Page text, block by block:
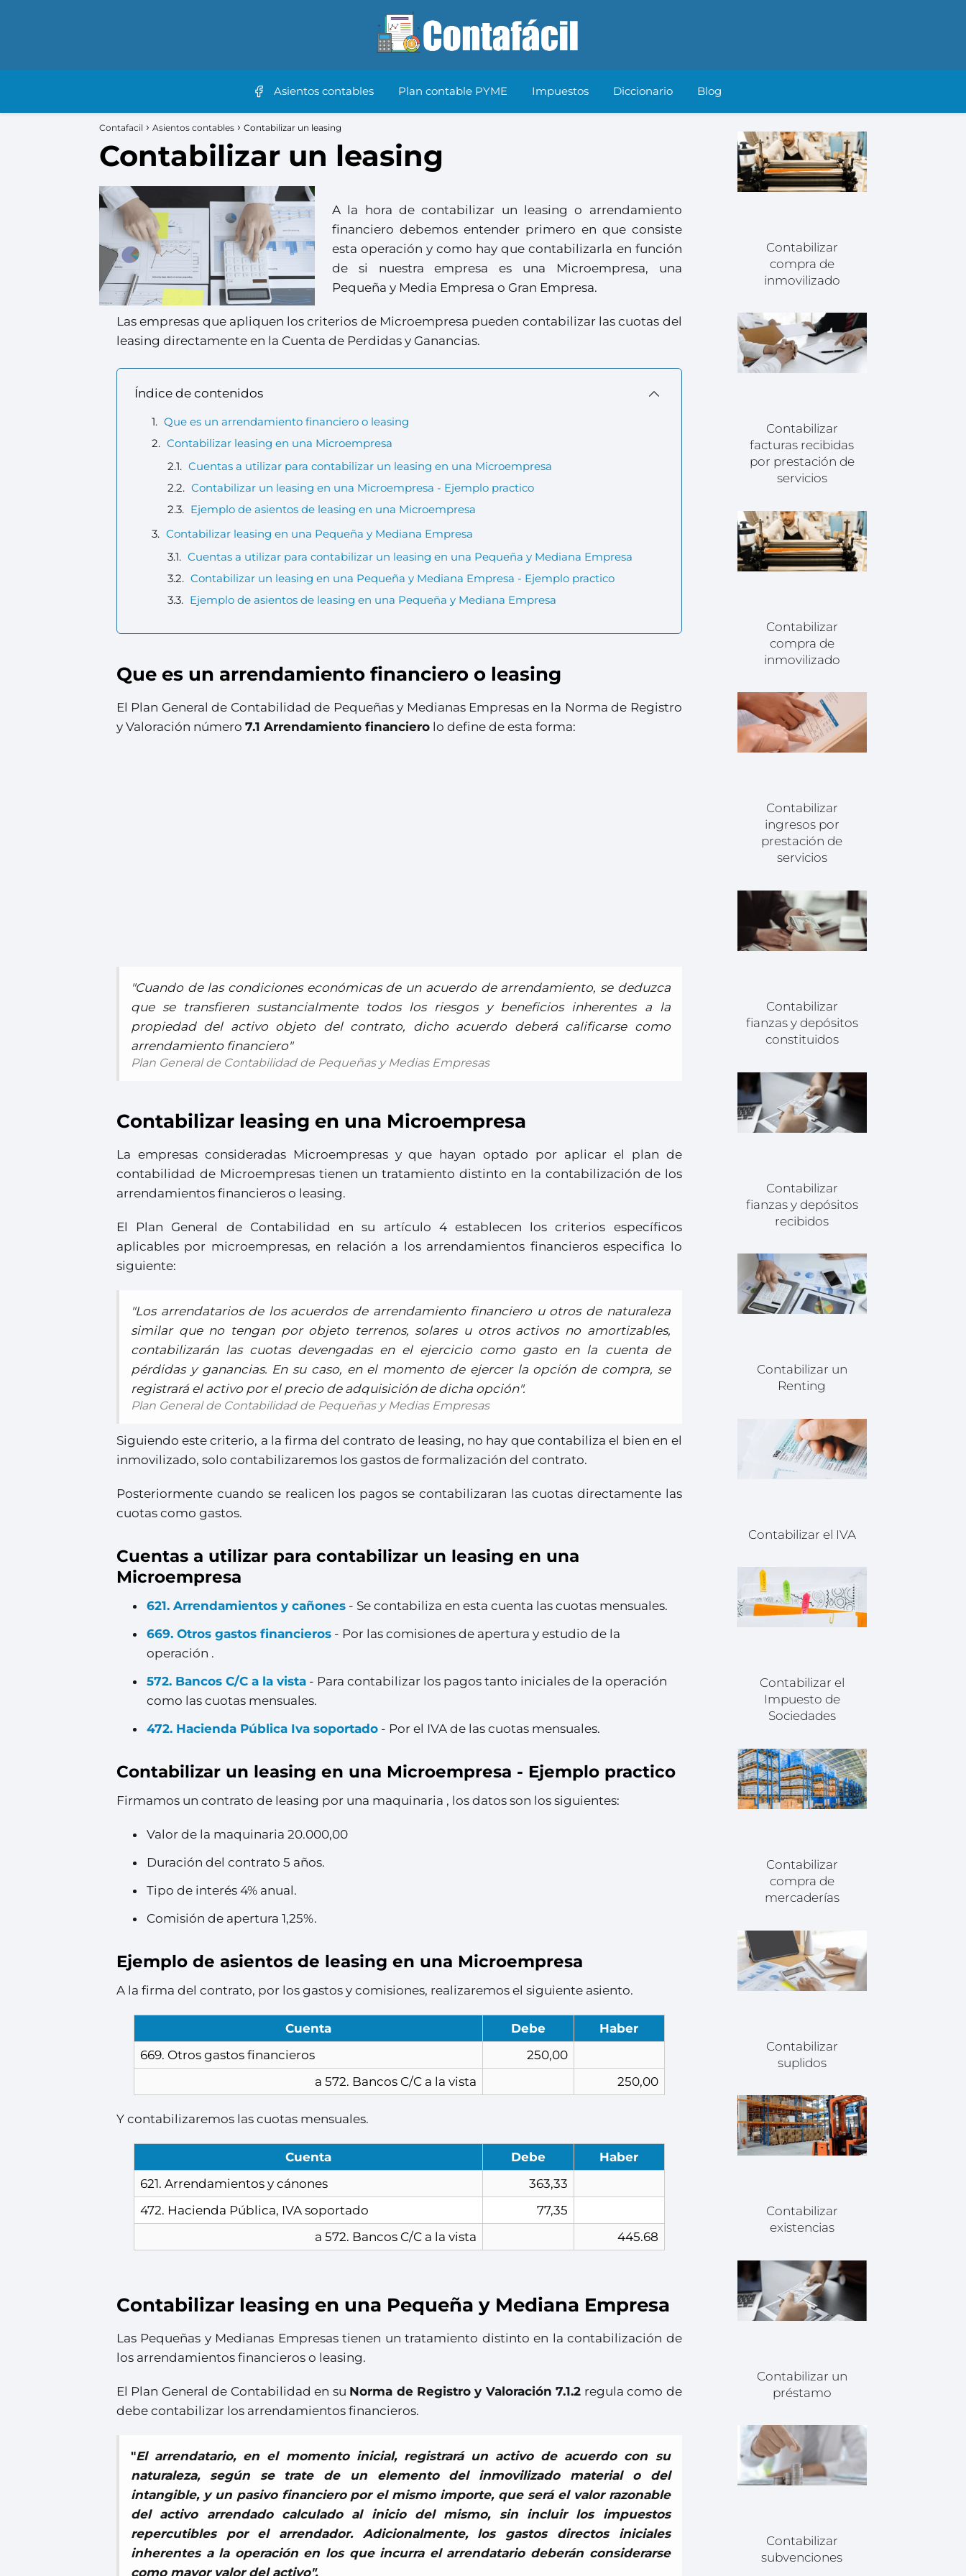
Asientos contables Plan contable PYME Impuestos Diccionario Blog
Contafacil Asientos contables Contabilizar un leasing
Contabilizar un leasing
A la hora de contabilizar un leasing o arrendamiento
financiero debemos entender primero en que consiste
esta operación y como hay que contabilizarla en función
de si nuestra empresa es una Microempresa, una
Pequeña y Media Empresa o Gran Empresa.
Las empresas que apliquen los criterios de Microempresa pueden contabilizar las cuotas del
leasing directamente en la Cuenta de Perdidas y Ganancias.
Índice de contenidos
Que es un arrendamiento financiero o leasing
Contabilizar leasing en una Microempresa
Cuentas a utilizar para contabilizar un leasing en una Microempresa
Contabilizar un leasing en una Microempresa - Ejemplo practico
Ejemplo de asientos de leasing en una Microempresa
Contabilizar leasing en una Pequeña y Mediana Empresa
Cuentas a utilizar para contabilizar un leasing en una Pequeña y Mediana Empresa
Contabilizar un leasing en una Pequeña y Mediana Empresa - Ejemplo practico
Ejemplo de asientos de leasing en una Pequeña y Mediana Empresa
Que es un arrendamiento financiero o leasing
El Plan General de Contabilidad de Pequeñas y Medianas Empresas en la Norma de Registro
y Valoración número 7.1 Arrendamiento financiero lo define de esta forma:
"Cuando de las condiciones económicas de un acuerdo de arrendamiento, se deduzca
que se transfieren sustancialmente todos los riesgos y beneficios inherentes a la
propiedad del activo objeto del contrato, dicho acuerdo deberá calificarse como
arrendamiento financiero"
Plan General de Contabilidad de Pequeñas y Medias Empresas
Contabilizar leasing en una Microempresa
La empresas consideradas Microempresas y que hayan optado por aplicar el plan de
contabilidad de Microempresas tienen un tratamiento distinto en la contabilización de los
arrendamientos financieros o leasing.
El Plan General de Contabilidad en su artículo 4 establecen los criterios específicos
aplicables por microempresas, en relación a los arrendamientos financieros especifica lo
siguiente:
"Los arrendatarios de los acuerdos de arrendamiento financiero u otros de naturaleza
similar que no tengan por objeto terrenos, solares u otros activos no amortizables,
contabilizarán las cuotas devengadas en el ejercicio como gasto en la cuenta de
pérdidas y ganancias. En su caso, en el momento de ejercer la opción de compra, se
registrará el activo por el precio de adquisición de dicha opción".
Plan General de Contabilidad de Pequeñas y Medias Empresas
Siguiendo este criterio, a la firma del contrato de leasing, no hay que contabiliza el bien en el
inmovilizado, solo contabilizaremos los gastos de formalización del contrato.
Posteriormente cuando se realicen los pagos se contabilizaran las cuotas directamente las
cuotas como gastos.
Cuentas a utilizar para contabilizar un leasing en una
Microempresa
621. Arrendamientos y cañones - Se contabiliza en esta cuenta las cuotas mensuales.
669. Otros gastos financieros - Por las comisiones de apertura y estudio de la
operación .
572. Bancos C/C a la vista - Para contabilizar los pagos tanto iniciales de la operación
como las cuotas mensuales.
472. Hacienda Pública Iva soportado - Por el IVA de las cuotas mensuales.
Contabilizar un leasing en una Microempresa - Ejemplo practico
Firmamos un contrato de leasing por una maquinaria , los datos son los siguientes:
Valor de la maquinaria 20.000,00
Duración del contrato 5 años.
Tipo de interés 4% anual.
Comisión de apertura 1,25%.
Ejemplo de asientos de leasing en una Microempresa
A la firma del contrato, por los gastos y comisiones, realizaremos el siguiente asiento.
Cuenta Debe
Haber
669. Otros gastos financieros
250,00
a 572. Bancos C/C a la vista
250,00
Y contabilizaremos las cuotas mensuales.
Cuenta Debe
Haber
621. Arrendamientos y cánones
363,33
472. Hacienda Pública, IVA soportado
77,35
a 572. Bancos C/C a la vista
445.68
Contabilizar leasing en una Pequeña y Mediana Empresa
Las Pequeñas y Medianas Empresas tienen un tratamiento distinto en la contabilización de
los arrendamientos financieros o leasing.
El Plan General de Contabilidad en su Norma de Registro y Valoración 7.1.2 regula como de
debe contabilizar los arrendamientos financieros.
"El arrendatario, en el momento inicial, registrará un activo de acuerdo con su
naturaleza, según se trate de un elemento del inmovilizado material o del
intangible, y un pasivo financiero por el mismo importe, que será el valor razonable
del activo arrendado calculado al inicio del mismo, sin incluir los impuestos
repercutibles por el arrendador. Adicionalmente, los gastos directos iniciales
inherentes a la operación en los que incurra el arrendatario deberán considerarse
como mayor valor del activo".
Contabilizar
compra de
inmovilizado
Contabilizar
facturas recibidas
por prestación de
servicios
Contabilizar
compra de
inmovilizado
Contabilizar
ingresos por
prestación de
servicios
Contabilizar
fianzas y depósitos
constituidos
Contabilizar
fianzas y depósitos
recibidos
Contabilizar un
Renting
Contabilizar el IVA
Contabilizar el
Impuesto de
Sociedades
Contabilizar
compra de
mercaderías
Contabilizar
suplidos
Contabilizar
existencias
Contabilizar un
préstamo
Contabilizar
subvenciones